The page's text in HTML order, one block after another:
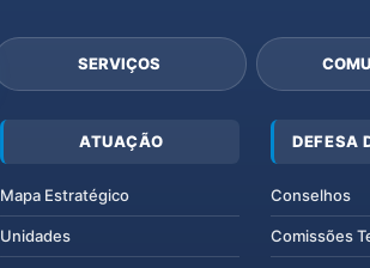
SERVIÇOS
ATUAÇÃO
Mapa Estratégico
Unidades
DEFESA
Conselhos
Comissões